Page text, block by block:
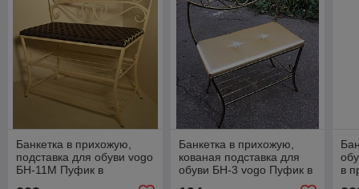
Банкетка в прихожую,
подставка для обуви vogo
БН-11M Пуфик в
Банкетка в прихожую,
кованая подставка для
обуви БН-3 vogo Пуфик в
в